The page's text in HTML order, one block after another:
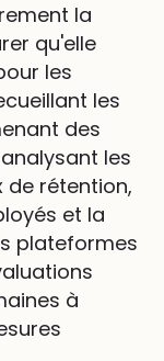
la
qu'elle
les
les
des
les
de rétention,
et la
plateformes
à